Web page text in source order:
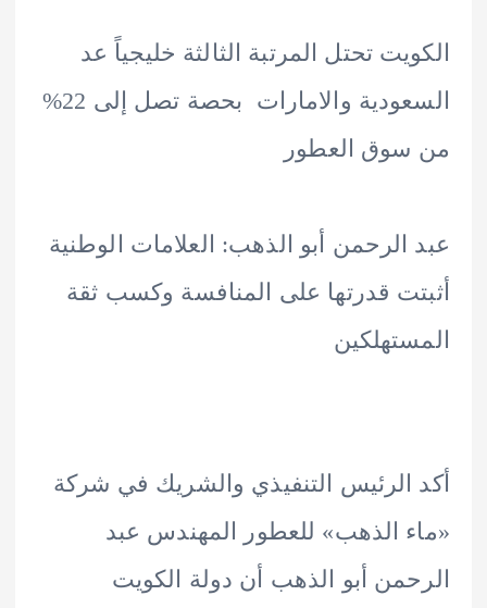
تحتل المرتبة الثالثة خليجياً عد
السعودية والامارات بحصة تصل إلى 22%
العطور
أبو الذهب: العلامات الوطنية
قدرتها على المنافسة وكسب ثقة
الرئيس التنفيذي والشريك في شركة
الذهب» للعطور المهندس عبد
أبو الذهب أن دولة الكويت